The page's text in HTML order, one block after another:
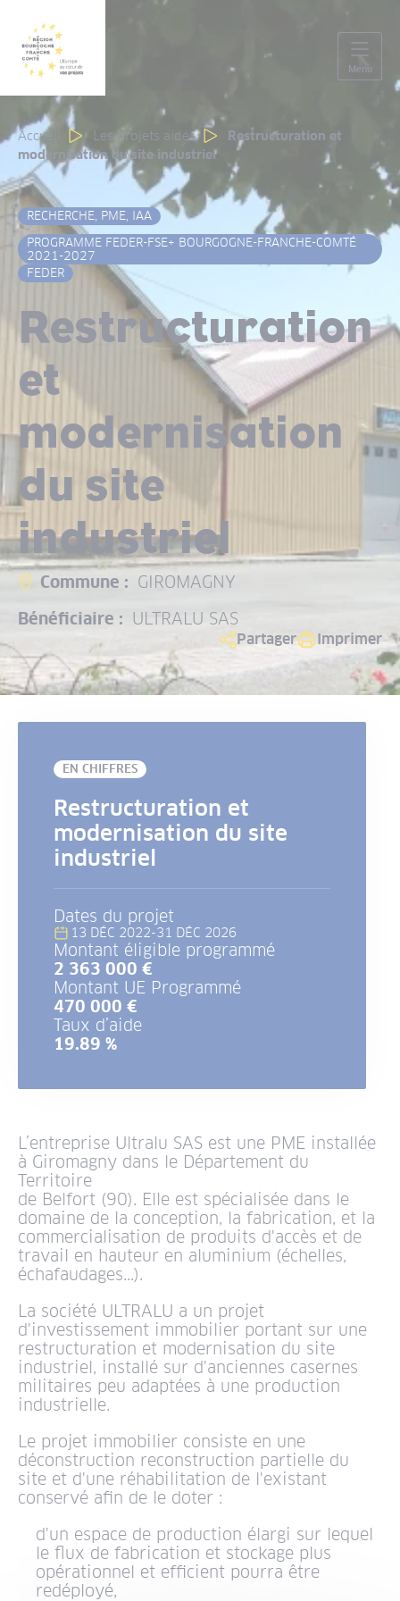
Menu
Accueil Les projets aidés
Restructuration et
modernisation du site industriel
RECHERCHE, PME, IAA
PROGRAMME FEDER-FSE+ BOURGOGNE-FRANCHE-COMTÉ
2021-2027
FEDER
Restructuration
et
modernisation
du site
industriel
Commune : GIROMAGNY
Bénéficiaire : ULTRALU SAS
Partager Imprimer
EN CHIFFRES
Restructuration et
modernisation du site
industriel
Dates du projet
13 DÉC 2022-31 DÉC 2026
Montant éligible programmé
2 363 000 €
Montant UE Programmé
470 000 €
Taux d’aide
19.89 %
L’entreprise Ultralu SAS est une PME installée
à Giromagny dans le Département du
Territoire
de Belfort (90). Elle est spécialisée dans le
domaine de la conception, la fabrication, et la
commercialisation de produits d'accès et de
travail en hauteur en aluminium (échelles,
échafaudages...).
La société ULTRALU a un projet
d'investissement immobilier portant sur une
restructuration et modernisation du site
industriel, installé sur d'anciennes casernes
militaires peu adaptées à une production
industrielle.
Le projet immobilier consiste en une
déconstruction reconstruction partielle du
site et d'une réhabilitation de l'existant
conservé afin de le doter :
d'un espace de production élargi sur lequel
le flux de fabrication et stockage plus
opérationnel et efficient pourra être
redéployé,
Panneau de gestion des cookies